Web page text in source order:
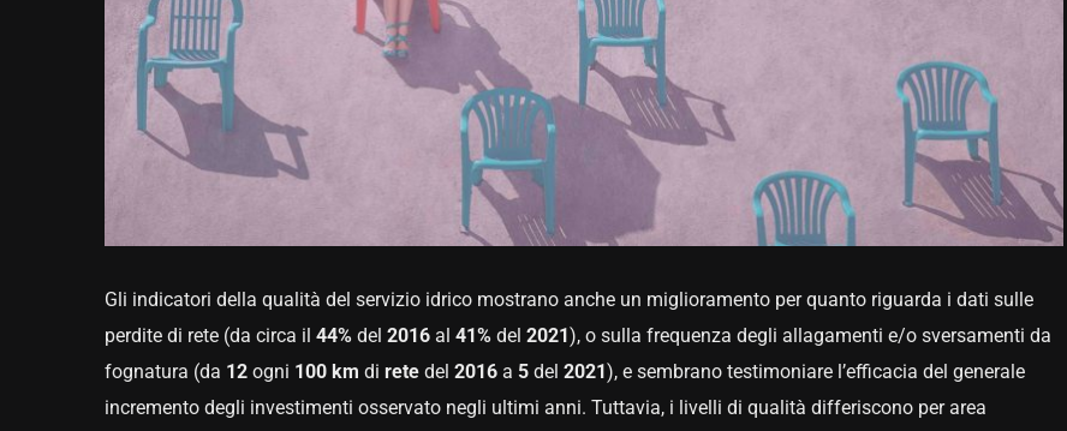
Gli indicatori della qualità del servizio idrico mostrano anche un miglioramento per quanto riguarda i dati sulle
perdite di rete (da circa il 44%del 2016al 41%del 2021), o sulla frequenza degli allagamenti e/o sversamenti da
fognatura (da 12ogni 100 km di retedel 2016a 5del 2021), e sembrano testimoniare l’efficacia del generale
incremento degli investimenti osservato negli ultimi anni. Tuttavia, i livelli di qualità differiscono per area